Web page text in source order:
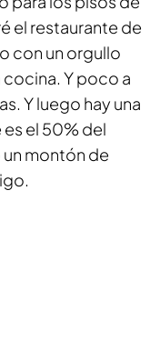
el restaurante de
con un orgullo
cocina. Y poco a
Y luego hay una
el 50% del
montón de